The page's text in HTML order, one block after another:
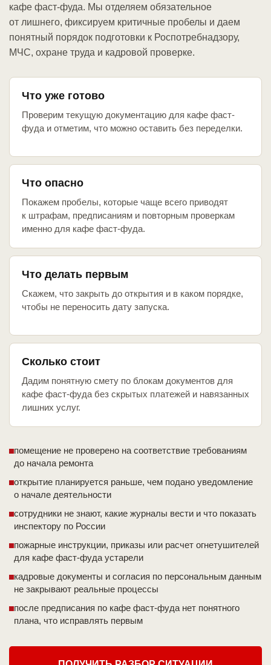
кафе фаст-фуда. Мы отделяем обязательное
от лишнего, фиксируем критичные пробелы и даем
понятный порядок подготовки к Роспотребнадзору,
МЧС, охране труда и кадровой проверке.
Что уже готово
Проверим текущую документацию для кафе фаст-
фуда и отметим, что можно оставить без переделки.
Что опасно
Покажем пробелы, которые чаще всего приводят
к штрафам, предписаниям и повторным проверкам
именно для кафе фаст-фуда.
Что делать первым
Скажем, что закрыть до открытия и в каком порядке,
чтобы не переносить дату запуска.
Сколько стоит
Дадим понятную смету по блокам документов для
кафе фаст-фуда без скрытых платежей и навязанных
лишних услуг.
помещение не проверено на соответствие требованиям
до начала ремонта
открытие планируется раньше, чем подано уведомление
о начале деятельности
сотрудники не знают, какие журналы вести и что показать
инспектору по России
пожарные инструкции, приказы или расчет огнетушителей
для кафе фаст-фуда устарели
кадровые документы и согласия по персональным данным
не закрывают реальные процессы
после предписания по кафе фаст-фуда нет понятного
плана, что исправлять первым